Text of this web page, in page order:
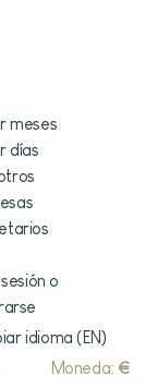
meses
días
o
idioma (EN)
Moneda: €